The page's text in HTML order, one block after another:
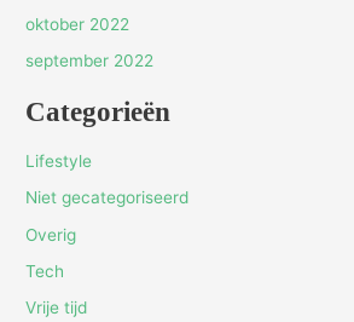
oktober 2022
september 2022
Categorieën
Lifestyle
Niet gecategoriseerd
Overig
Tech
Vrije tijd